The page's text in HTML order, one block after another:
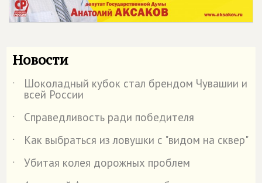
Новости
˙ Шоколадный кубок стал брендом Чувашии и
всей России
˙
Справедливость ради победителя
˙
Как выбраться из ловушки с "видом на сквер"
˙
Убитая колея дорожных проблем